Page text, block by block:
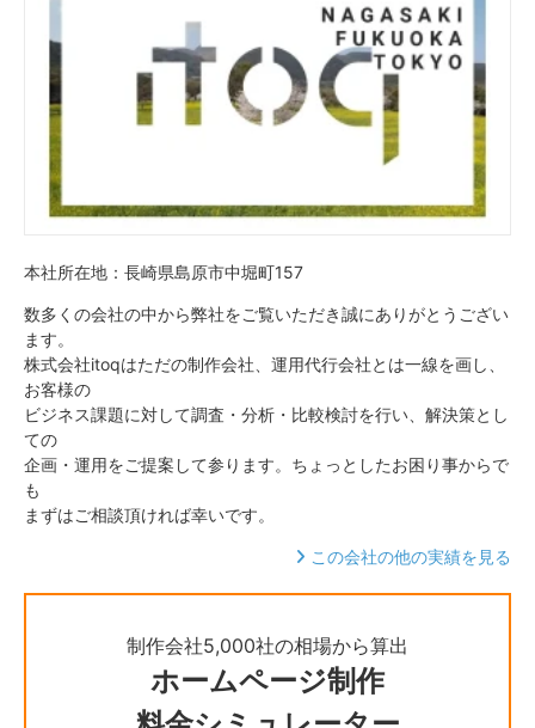
本社所在地：長崎県島原市中堀町157
数多くの会社の中から弊社をご覧いただき誠にありがとうござい
ます。
株式会社itoqはただの制作会社、運用代行会社とは一線を画し、
お客様の
ビジネス課題に対して調査・分析・比較検討を行い、解決策とし
ての
企画・運用をご提案して参ります。ちょっとしたお困り事からで
も
まずはご相談頂ければ幸いです。
この会社の他の実績を見る
制作会社5,000社の相場から算出
ホームページ制作